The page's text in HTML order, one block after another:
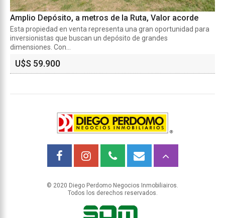
Amplio Depósito, a metros de la Ruta, Valor acorde
Esta propiedad en venta representa una gran oportunidad para
inversionistas que buscan un depósito de grandes
dimensiones. Con...
U$S 59.900
© 2020 Diego Perdomo Negocios Inmobiliairos.
Todos los derechos reservados.